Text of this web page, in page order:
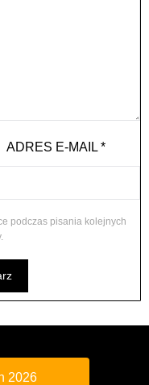
ADRES E-MAIL*
podczas pisania kolejnych
2026